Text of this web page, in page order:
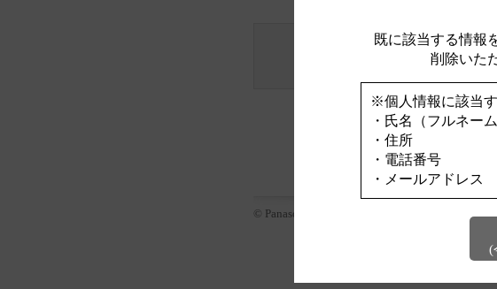
© Panasonic Corporation
既に該当する情報
削除いた
※個人情報に該当
・氏名（フルネーム
・住所
・電話番号
・メールアドレス
(